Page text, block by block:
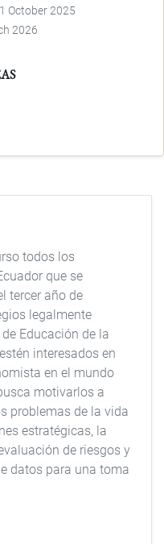
October 2025
2026
todos los
que se
tercer año de
legalmente
Educación de la
interesados en
en el mundo
motivarlos a
problemas de la vida
estratégicas, la
de riesgos y
datos para una toma